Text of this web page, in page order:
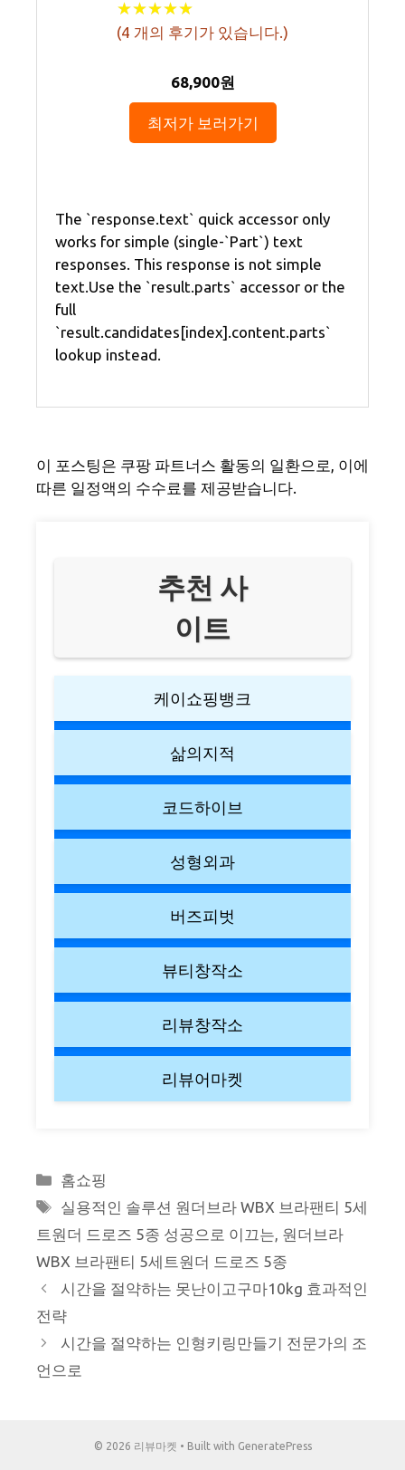
★★★★★
★★★★★
(4 개의 후기가 있습니다.)
68,900원
최저가 보러가기
The `response.text` quick accessor only
works for simple (single-`Part`) text
responses. This response is not simple
text.Use the `result.parts` accessor or the
full
`result.candidates[index].content.parts`
lookup instead.
이 포스팅은 쿠팡 파트너스 활동의 일환으로, 이에
따른 일정액의 수수료를 제공받습니다.
추천 사
이트
케이쇼핑뱅크
삶의지적
코드하이브
성형외과
버즈피벗
뷰티창작소
리뷰창작소
리뷰어마켓
Categories
홈쇼핑
Tags
실용적인 솔루션 원더브라 WBX 브라팬티 5세
트원더 드로즈 5종 성공으로 이끄는, 원더브라
WBX 브라팬티 5세트원더 드로즈 5종
시간을 절약하는 못난이고구마10kg 효과적인
전략
시간을 절약하는 인형키링만들기 전문가의 조
언으로
© 2026 리뷰마켓 • Built with GeneratePress